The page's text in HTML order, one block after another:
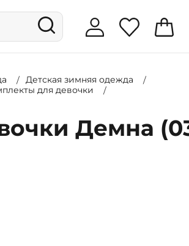
Детская зимняя одежда
для девочки
Демна